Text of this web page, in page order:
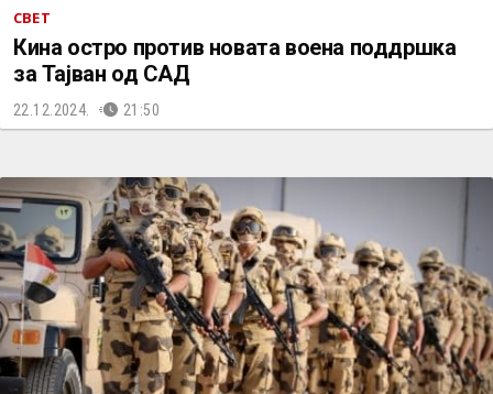
СВЕТ
Кина остро против новата воена поддршка
за Тајван од САД
22.12.2024. 21:50